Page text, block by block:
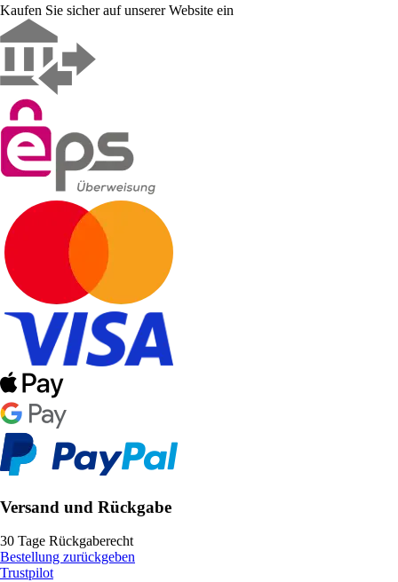
Kaufen Sie sicher auf unserer Website ein
Versand und Rückgabe
30 Tage Rückgaberecht
Bestellung zurückgeben
Trustpilot